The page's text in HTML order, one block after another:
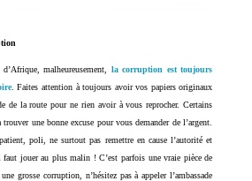
malheureusement, la corruption est toujours
. Faites attention à toujours avoir vos papiers originaux
de la route pour ne rien avoir à vous reprocher. Certains
une bonne excuse pour vous demander de l’argent.
poli, ne surtout pas remettre en cause l’autorité et
jouer au plus malin ! C’est parfois une vraie pièce de
grosse corruption, n’hésitez pas à appeler l’ambassade